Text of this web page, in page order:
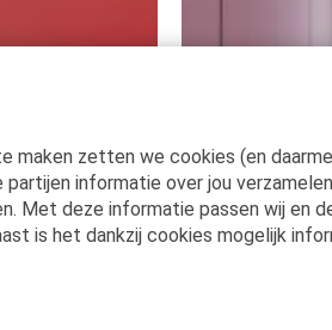
maken zetten we cookies (en
informatie over jou
Met deze informatie passen wij en
is het dankzij cookies mogelijk